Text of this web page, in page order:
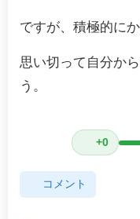
ですが、積極的に
思い切って自分か
う。
+0
コメント